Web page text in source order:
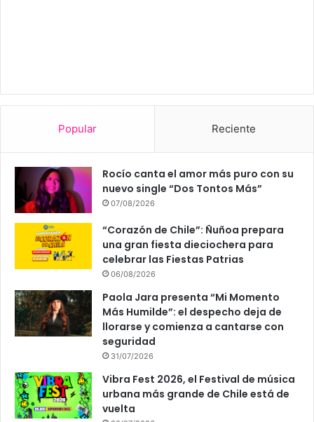
Popular Reciente
Rocío canta el amor más puro con su
nuevo single “Dos Tontos Más”
07/08/2026
“Corazón de Chile”: Ñuñoa prepara
una gran fiesta dieciochera para
celebrar las Fiestas Patrias
06/08/2026
Paola Jara presenta “Mi Momento
Más Humilde”: el despecho deja de
llorarse y comienza a cantarse con
seguridad
31/07/2026
Vibra Fest 2026, el Festival de música
urbana más grande de Chile está de
vuelta